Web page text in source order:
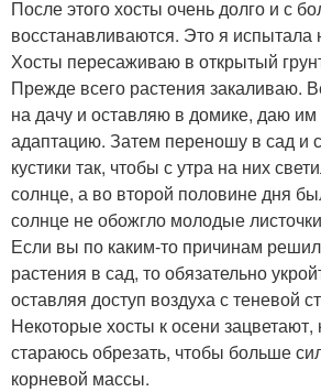
После этого хосты очень долго и с
восстанавливаются. Это я испытала
Хосты пересаживаю в открытый
Прежде всего растения закаливаю.
на дачу и оставляю в домике, даю
адаптацию. Затем переношу в сад и
кустики так, чтобы с утра на них
солнце, а во второй половине дня
солнце не обожгло молодые
Если вы по каким-то причинам
растения в сад, то обязательно
оставляя доступ воздуха с теневой
Некоторые хосты к осени зацветают,
стараюсь обрезать, чтобы больше
корневой массы.